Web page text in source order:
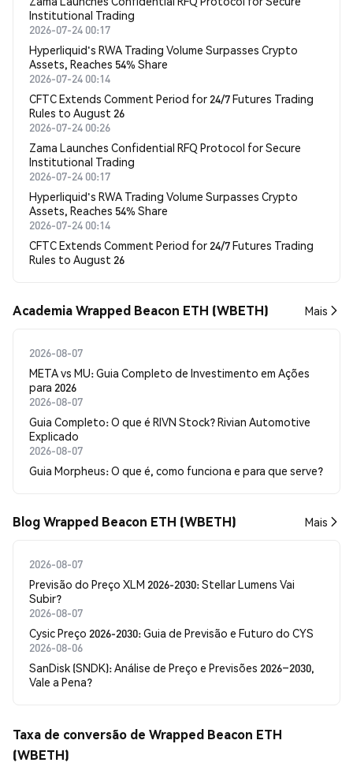
Institutional Trading
2026-07-24 00:17
Hyperliquid's RWA Trading Volume Surpasses Crypto
Assets, Reaches 54% Share
2026-07-24 00:14
CFTC Extends Comment Period for 24/7 Futures Trading
Rules to August 26
2026-07-24 00:26
Zama Launches Confidential RFQ Protocol for Secure
Institutional Trading
2026-07-24 00:17
Hyperliquid's RWA Trading Volume Surpasses Crypto
Assets, Reaches 54% Share
2026-07-24 00:14
CFTC Extends Comment Period for 24/7 Futures Trading
Rules to August 26
Academia Wrapped Beacon ETH (WBETH) Mais
2026-08-07
META vs MU: Guia Completo de Investimento em Ações
para 2026
2026-08-07
Guia Completo: O que é RIVN Stock? Rivian Automotive
Explicado
2026-08-07
Guia Morpheus: O que é, como funciona e para que serve?
Blog Wrapped Beacon ETH (WBETH) Mais
2026-08-07
Previsão do Preço XLM 2026-2030: Stellar Lumens Vai
Subir?
2026-08-07
Cysic Preço 2026-2030: Guia de Previsão e Futuro do CYS
2026-08-06
SanDisk (SNDK): Análise de Preço e Previsões 2026–2030,
Vale a Pena?
Taxa de conversão de Wrapped Beacon ETH
(WBETH)